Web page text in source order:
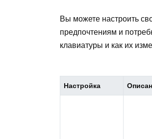
Вы можете настроить
предпочтениям и
клавиатуры и как их
Настройка